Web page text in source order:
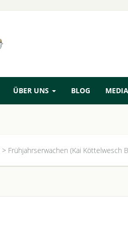
ÜBER UNS BLOG MEDIA
> Frühjahrserwachen (Kai Köttelwesch